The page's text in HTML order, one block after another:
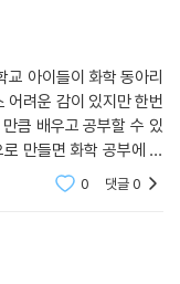
교 아이들이 화학 동아리
어려운 감이 있지만 한번
큼 배우고 공부할 수 있
만들면 화학 공부에 큰
해야겠다... 0 댓글0